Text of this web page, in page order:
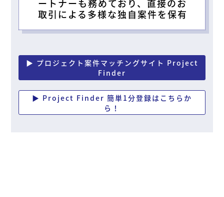
ートナーも務めており、直接のお
取引による多様な独自案件を保有
▶ プロジェクト案件マッチングサイト Project
Finder
▶ Project Finder 簡単1分登録はこちらか
ら！